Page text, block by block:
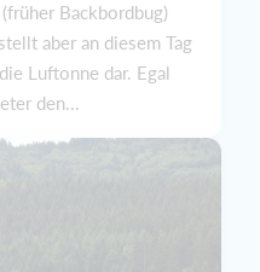
Backbordbug)
aber an diesem Tag
Luftonne dar. Egal
den...